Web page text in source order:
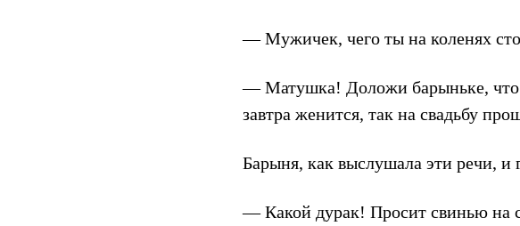
— Мужичек, чего ты на коленях
— Матушка! Доложи барыньке, что
завтра женится, так на свадьбу
Барыня, как выслушала эти речи, и
— Какой дурак! Просит свинью на